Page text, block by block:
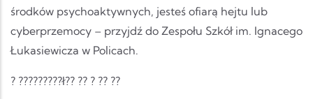
środków psychoaktywnych, jesteś ofiarą hejtu lub
cyberprzemocy – przyjdź do Zespołu Szkół im. Ignacego
Łukasiewicza w Policach.
? ?????????ł?? ?? ? ?? ??